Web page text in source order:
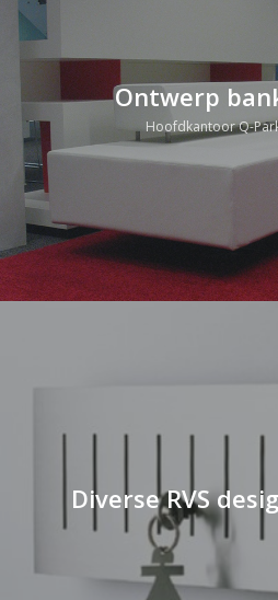
Ontwerp
Hoofdkantoor Q-
Diverse RVS